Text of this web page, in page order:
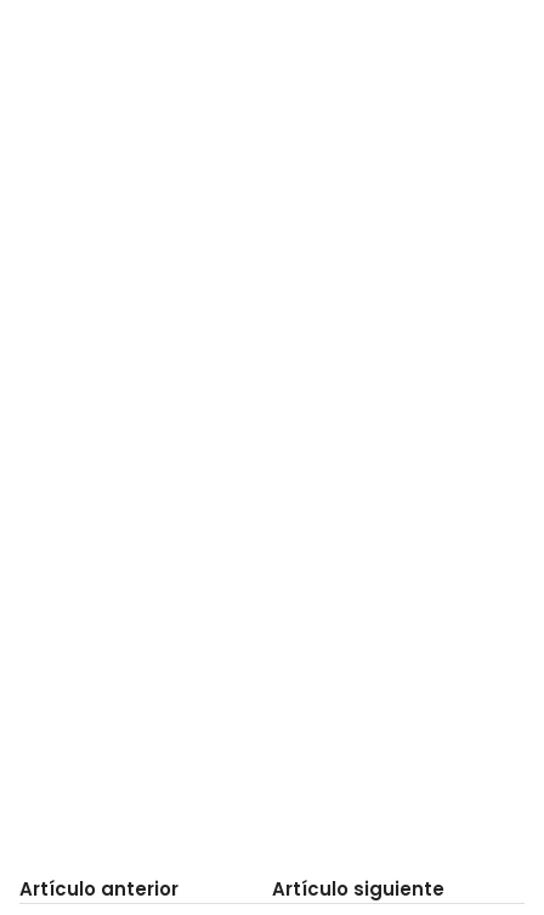
Artículo anterior Artículo siguiente